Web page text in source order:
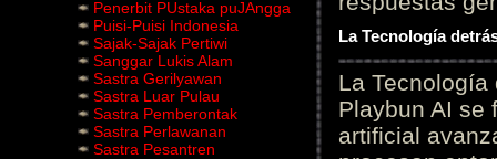
Penerbit PUstaka puJAngga
Puisi-Puisi Indonesia
Sajak-Sajak Pertiwi
Sanggar Lukis Alam
Sastra Gerilyawan
Sastra Luar Pulau
Sastra Pemberontak
Sastra Perlawanan
Sastra Pesantren
La Tecnología
La
Playbun AI se
artificial